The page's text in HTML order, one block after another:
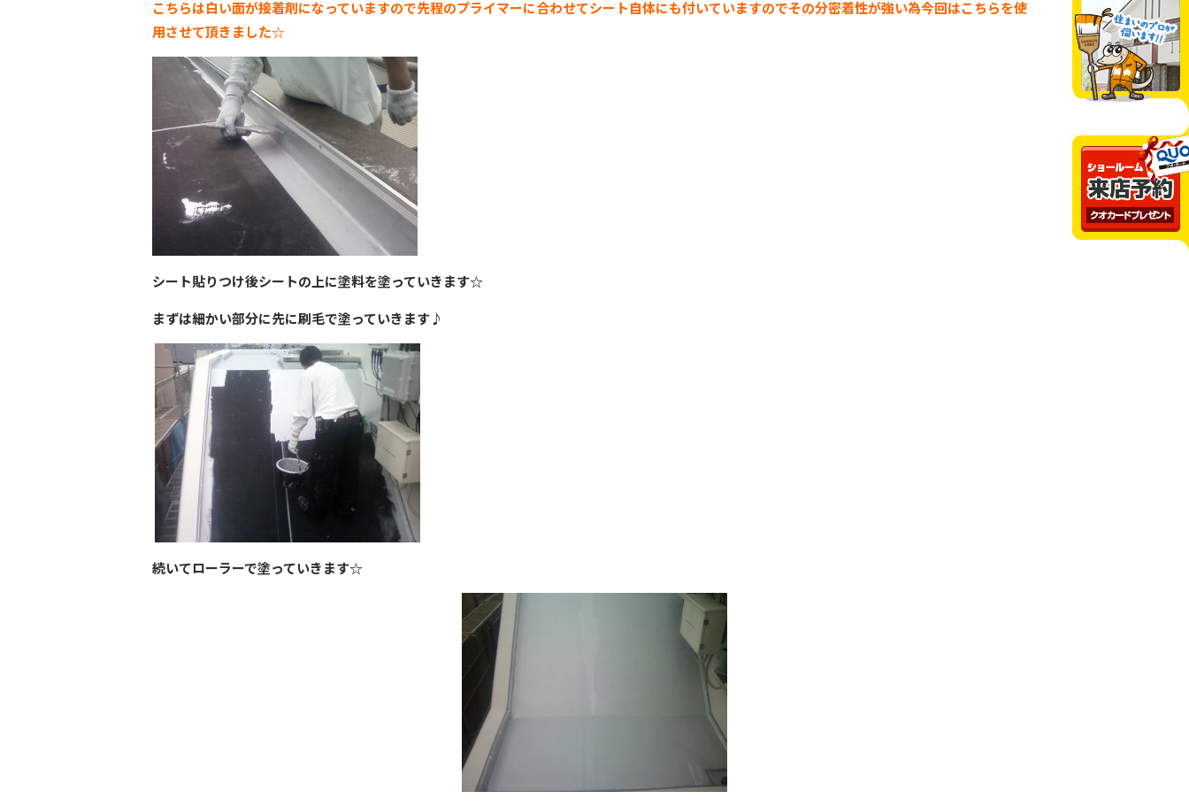
こちらは白い面が接着剤になっていますので先程のプライマーに合わせてシート自体にも付いていますのでその分密着性が強い為今回はこちらを使
用させて頂きました☆
シート貼りつけ後シートの上に塗料を塗っていきます☆
まずは細かい部分に先に刷毛で塗っていきます♪
続いてローラーで塗っていきます☆